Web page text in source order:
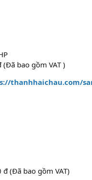
bao gồm VAT )
thanhhaichau.com/
(Đã bao gồm VAT)